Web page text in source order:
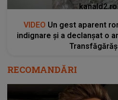
kanald2.ro
VIDEO Un gest aparent
indignare și a declanșat o
RECOMANDĂRI